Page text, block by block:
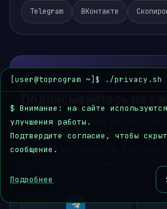
Telegram ВКонтакте
МАСТЕРСКАЯ КОДА
Публикую разборы разработки,
инструментов, автоматизации
заметки из проектов. Выберите
площадку, чтобы не потерять
[user@toprogram ~]$ ./privacy.sh
$ Внимание: на сайте используются
улучшения работы.
Подтвердите согласие, чтобы
сообщение.
Подробнее
Кодер
Чат с AI